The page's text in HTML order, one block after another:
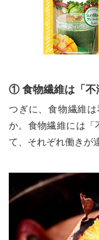
① 食物繊維は「不
つぎに、食物繊維
か。食物繊維には「
て、それぞれ働きが